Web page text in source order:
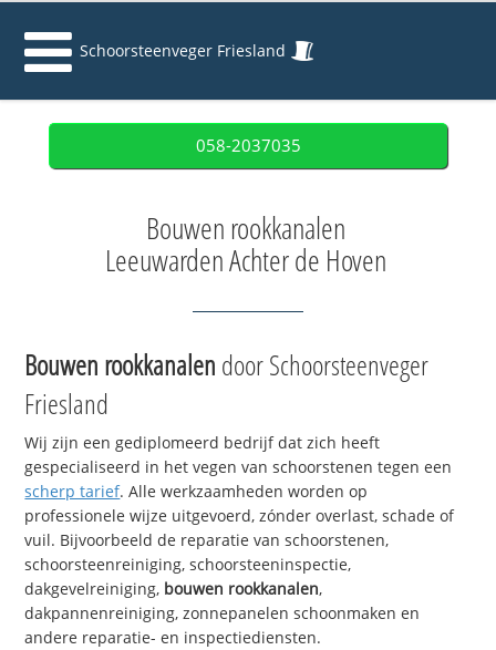
Schoorsteenveger Friesland
058-2037035
Bouwen rookkanalen
Leeuwarden Achter de Hoven
Bouwen rookkanalen door Schoorsteenveger
Friesland
Wij zijn een gediplomeerd bedrijf dat zich heeft
gespecialiseerd in het vegen van schoorstenen tegen een
scherp tarief. Alle werkzaamheden worden op
professionele wijze uitgevoerd, zónder overlast, schade of
vuil. Bijvoorbeeld de reparatie van schoorstenen,
schoorsteenreiniging, schoorsteeninspectie,
dakgevelreiniging, bouwen rookkanalen,
dakpannenreiniging, zonnepanelen schoonmaken en
andere reparatie- en inspectiediensten.